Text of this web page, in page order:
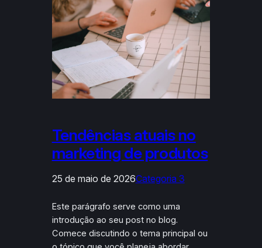
Tendências atuais no
marketing de produtos
25 de maio de 2026Categoria 3
Este parágrafo serve como uma
introdução ao seu post no blog.
Comece discutindo o tema principal ou